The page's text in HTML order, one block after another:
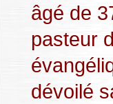
âgé de
pasteur
dévoilé